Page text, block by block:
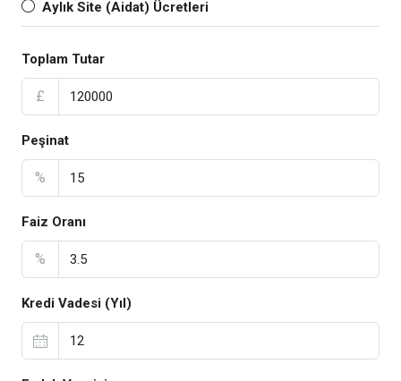
Aylık Site (Aidat) Ücretleri
Toplam Tutar
£
Peşinat
%
Faiz Oranı
%
Kredi Vadesi (Yıl)